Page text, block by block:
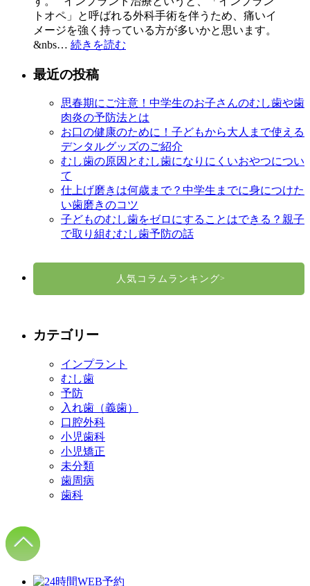
トオペ」と呼ばれる外科手術を伴うため、痛いイ
メージを強く持っている方が多いかと思います。
&nbs… 続きを読む
最近の投稿
思春期にご注意！中学生のお子さんのむし歯や歯
肉炎の予防法とは
お口の健康のために！子どもから大人まで使える
デンタルグッズのご紹介
むし歯の原因とむし歯になりにくいおやつについ
て
仕上げ磨きは何歳まで？中学生までに身につけた
い歯磨きのコツ
子どものむし歯をゼロにすることはできる？親子
で取り組むむし歯予防の話
>
人気コラムランキング
カテゴリー
インプラント
むし歯
予防
入れ歯（義歯）
口腔外科
小児歯科
小児矯正
未分類
歯周病
歯科